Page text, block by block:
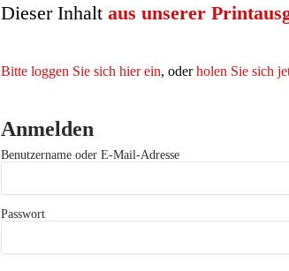
Dieser Inhalt aus unserer
Bitte loggen Sie sich hier ein, oderholen Sie sich
Anmelden
Benutzername oder E-Mail-Adresse
Passwort